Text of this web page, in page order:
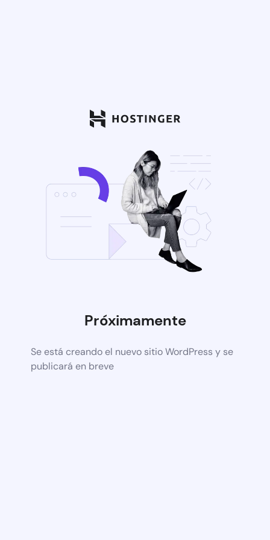
Próximamente
Se está creando el nuevo sitio WordPress y se
publicará en breve